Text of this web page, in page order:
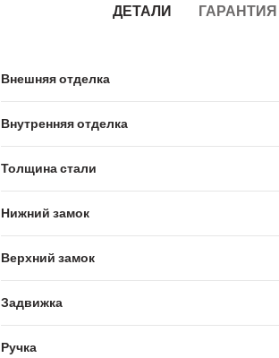
ДЕТАЛИ ГАРАНТИЯ
Внешняя отделка
Внутренняя отделка
Толщина стали
Нижний замок
Верхний замок
Задвижка
Ручка